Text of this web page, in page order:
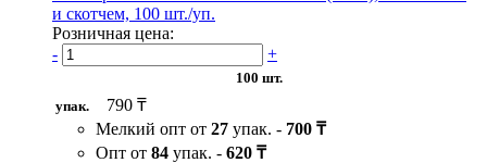
и скотчем, 100 шт./уп.
Розничная цена:
-
+
100 шт.
упак.
790 ₸
Мелкий опт от 27 упак. - 700 ₸
Опт от 84 упак. - 620 ₸